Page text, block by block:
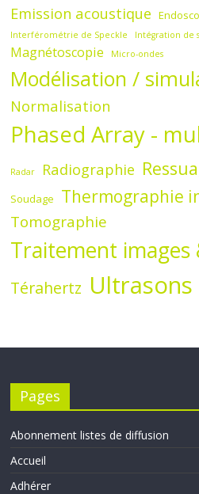
Emission acoustique
Interférométrie de Speckle Intégration de
Magnétoscopie Micro-ondes
Modélisation /
Normalisation
Phased Array -
Radar Radiographie
Soudage Thermographie
Tomographie
Traitement images
Térahertz Ultrasons
Pages
Abonnement listes de diffusion
Accueil
Adhérer